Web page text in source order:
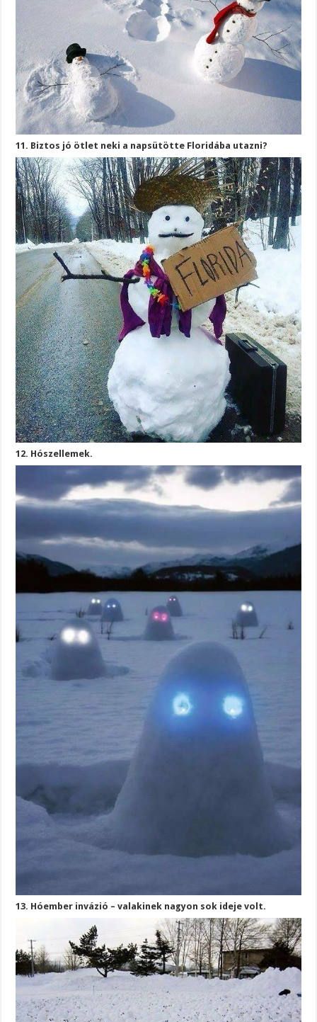
11. Biztos jó ötlet neki a napsütötte Floridába utazni?
12. Hószellemek.
13. Hóember invázió – valakinek nagyon sok ideje volt.